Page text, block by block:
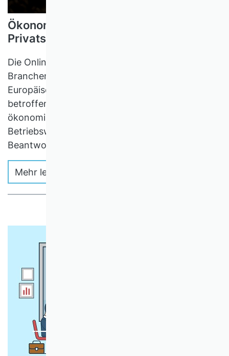
Ökonomische Auswirkungen von mehr
Privatsphäre im Internet
Die Online-Werbebranche ist sicherlich eine der
Branchen, die am stärksten von der
Europäischen Datenschutz-Grundverordnung
betroffen sind. Doch wie groß sind die
ökonomischen Auswirkungen wirklich?
Betriebswirtschaftliche Forschung hilft beim
Beantworten dieser Frage.
Mehr lesen